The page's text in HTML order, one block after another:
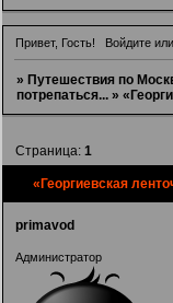
Привет, Гость! Войдитеили
» Путешествия по
потрепаться... »
«Георгиевская
Страница:1
primavod
Администратор